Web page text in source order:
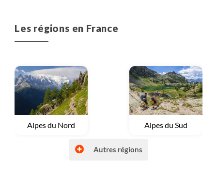
Les régions en France
Voyage
Alpes du Nord Voyage
Alpes du Sud
Autres régions